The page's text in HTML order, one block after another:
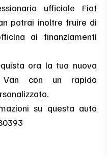
ufficiale Fiat
ai finanziamenti
ora la tua nuova
Van con un rapido
su questa auto